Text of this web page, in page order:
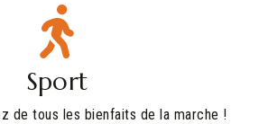
Sport
de tous les bienfaits de la marche !